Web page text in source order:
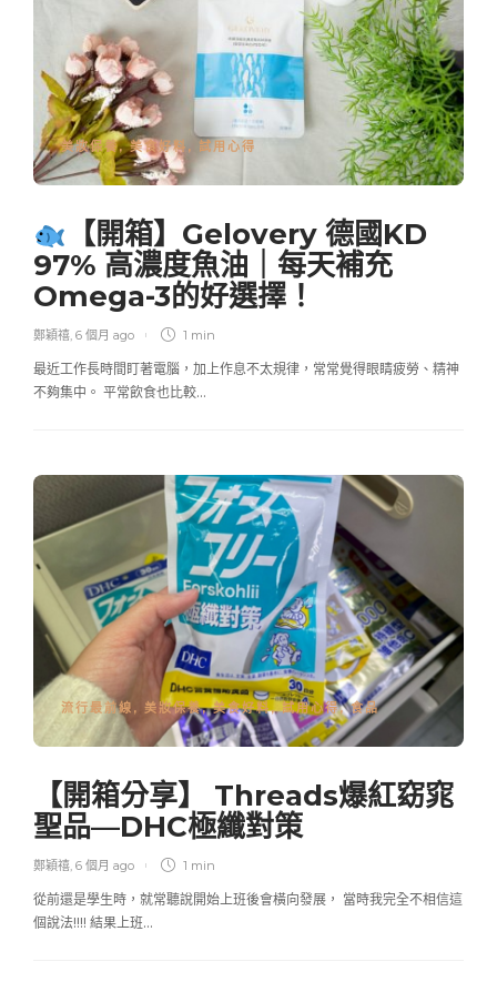
美妝保養,美食好料 , 試用心得
【開箱】Gelovery 德國KD
97% 高濃度魚油｜每天補充
Omega-3的好選擇！
鄭穎禧, 6 個月 ago 1 min
最近工作長時間盯著電腦，加上作息不太規律，常常覺得眼睛疲勞、精神
不夠集中。 平常飲食也比較…
流行最前線 , 美妝保養,美食好料,試用心得,食品
【開箱分享】 Threads爆紅窈窕
聖品—DHC極纖對策
鄭穎禧, 6 個月 ago 1 min
從前還是學生時，就常聽說開始上班後會橫向發展， 當時我完全不相信這
個說法!!!! 結果上班…